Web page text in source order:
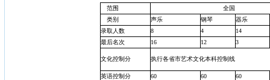
范围
全国
类别
声乐 钢琴
器乐
录取人数
8 4
14
最后名次
16 12 3
文化控制分 执行各省市艺术文化本科控制线
英语控制分 60 60 60